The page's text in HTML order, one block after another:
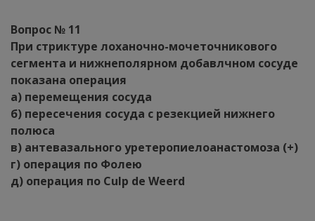
Вопрос № 11
При стриктуре лоханочно-мочеточникового
сегмента и нижнеполярном добавлчном сосуде
показана операция
а) перемещения сосуда
б) пересечения сосуда с резекцией нижнего
полюса
в) антевазального уретеропиелоанастомоза (+)
г) операция по Фолею
д) операция по Culp de Weerd